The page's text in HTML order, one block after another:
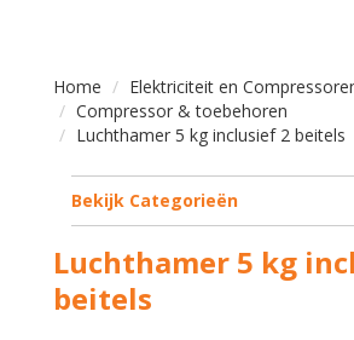
Home
Elektriciteit en
Compressor & toebehoren
Luchthamer 5 kg inclusief 2 beitels
Bekijk Categorieën
Luchthamer 5 kg
beitels